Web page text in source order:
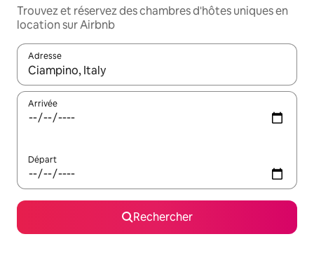
Trouvez et réservez des chambres d'hôtes uniques en
location sur Airbnb
Adresse
Lorsque les résultats s'affichent, utilisez les flèches vers le
Arrivée
Départ
Rechercher